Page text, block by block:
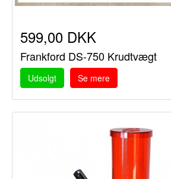
599,00 DKK
Frankford DS-750 Krudtvægt
Udsolgt Se mere